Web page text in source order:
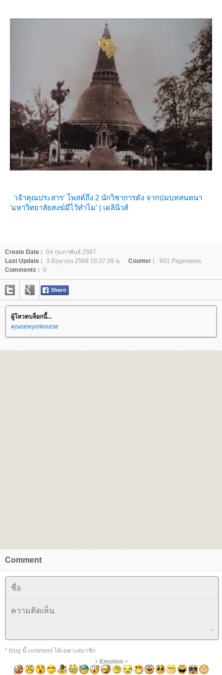
'เจ้าคุณประสาร' โพสต์ถึง 2 นักวิชาการดัง จากปมบทสนทนา
'มหาวิทยาลัยสงฆ์มีไว้ทำไม' | เดลินิวส์
Create Date : 04 กุมภาพันธ์ 2567
Last Update : 3 มิถุนายน 2569 19:37:39 น. Counter :
601 Pageviews.
Comments : 0
ผู้โหวตบล็อกนี้...
คุณnewyorknurse
Comment
* blog นี้ comment ได้เฉพาะสมาชิก
+ Emotion+